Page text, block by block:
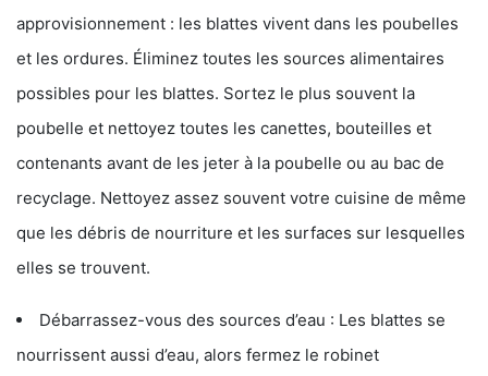
approvisionnement : les blattes vivent dans les poubelles
et les ordures. Éliminez toutes les sources alimentaires
possibles pour les blattes. Sortez le plus souvent la
poubelle et nettoyez toutes les canettes, bouteilles et
contenants avant de les jeter à la poubelle ou au bac de
recyclage. Nettoyez assez souvent votre cuisine de même
que les débris de nourriture et les surfaces sur lesquelles
elles se trouvent.
Débarrassez-vous des sources d’eau : Les blattes se
nourrissent aussi d’eau, alors fermez le robinet